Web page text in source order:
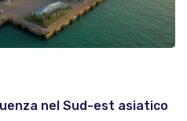
nel Sud-est asiatico